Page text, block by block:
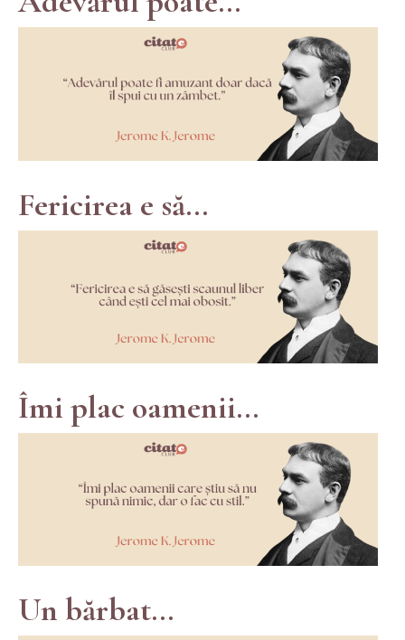
Fericirea e să...
Îmi plac oamenii...
Un bărbat...